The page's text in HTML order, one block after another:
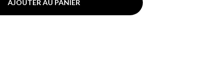
AJOUTER AU PANIER